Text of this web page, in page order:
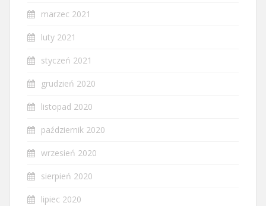
marzec 2021
luty 2021
styczeń 2021
grudzień 2020
listopad 2020
październik 2020
wrzesień 2020
sierpień 2020
lipiec 2020